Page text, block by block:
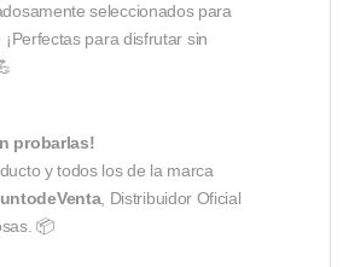
seleccionados para
para disfrutar sin
probarlas!
y todos los de la marca
, Distribuidor Oficial
📦